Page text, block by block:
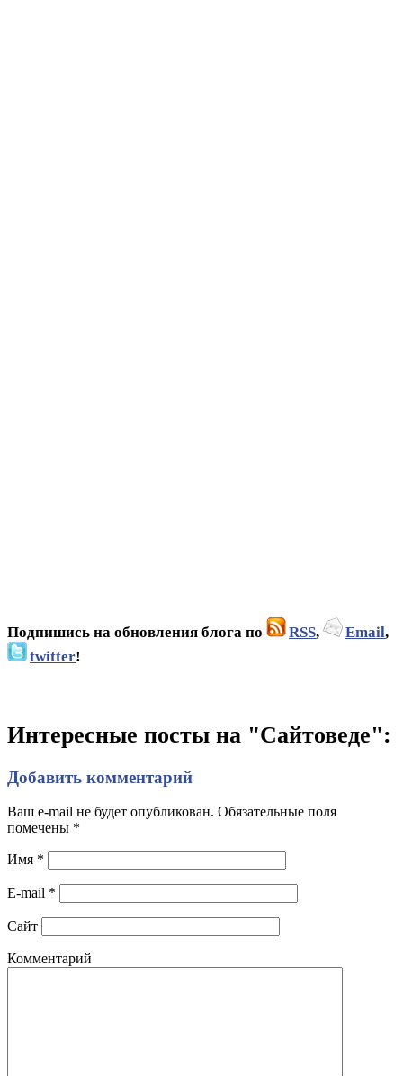
Подпишись на обновления блога по RSS, Email,
twitter!
Интересные посты на "Сайтоведе":
Добавить комментарий
Ваш e-mail не будет опубликован. Обязательные поля
помечены *
Имя *
E-mail *
Сайт
Комментарий